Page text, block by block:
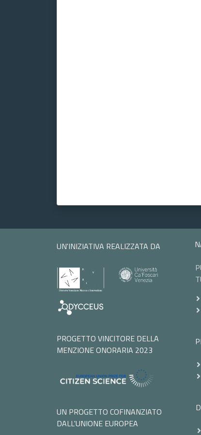
UN'INIZIATIVA REALIZZATA DA
PROGETTO VINCITORE DELLA
MENZIONE ONORARIA 2023
UN PROGETTO COFINANZIATO
DALL'UNIONE EUROPEA